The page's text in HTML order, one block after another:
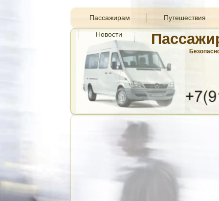
Пассажирам Путешествия
Новости